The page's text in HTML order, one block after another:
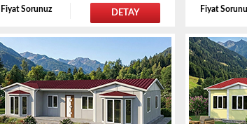
Fiyat Sorunuz DETAY Fiyat